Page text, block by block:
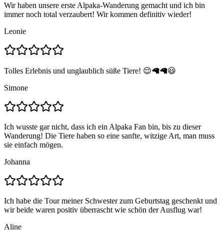
Wir haben unsere erste Alpaka-Wanderung gemacht und ich bin
immer noch total verzaubert! Wir kommen definitiv wieder!
Leonie
Tolles Erlebnis und unglaublich süße Tiere! 😌🦙🦙😃
Simone
Ich wusste gar nicht, dass ich ein Alpaka Fan bin, bis zu dieser
Wanderung! Die Tiere haben so eine sanfte, witzige Art, man muss
sie einfach mögen.
Johanna
Ich habe die Tour meiner Schwester zum Geburtstag geschenkt und
wir beide waren positiv überrascht wie schön der Ausflug war!
Aline